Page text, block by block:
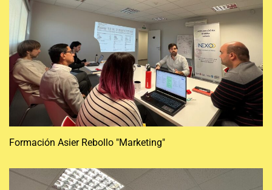
Formación Asier Rebollo "Marketing"